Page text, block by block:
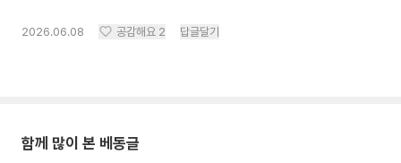
2026.06.08 공감해요 2 답글달기
함께 많이 본 베동글